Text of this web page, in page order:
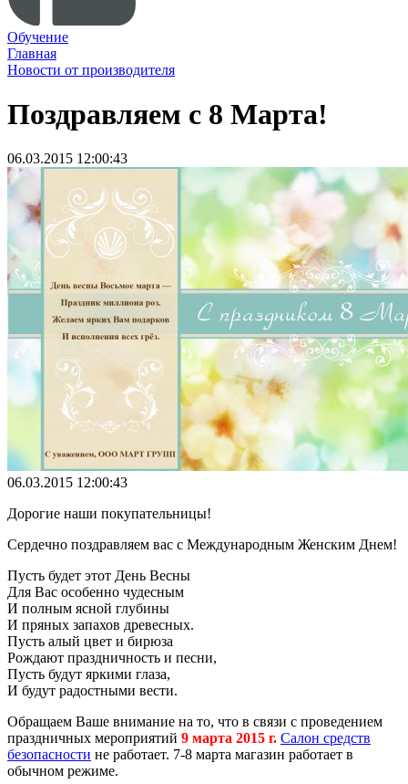
Обучение
Главная
Новости от производителя
Поздравляем с 8 Марта!
06.03.2015 12:00:43
06.03.2015 12:00:43
Дорогие наши покупательницы!
Сердечно поздравляем вас с Международным Женским Днем!
Пусть будет этот День Весны
Для Вас особенно чудесным
И полным ясной глубины
И пряных запахов древесных.
Пусть алый цвет и бирюза
Рождают праздничность и песни,
Пусть будут яркими глаза,
И будут радостными вести.
Обращаем Ваше внимание на то, что в связи с проведением
праздничных мероприятий 9 марта 2015 г. Салон средств
безопасности не работает. 7-8 марта магазин работает в
обычном режиме.